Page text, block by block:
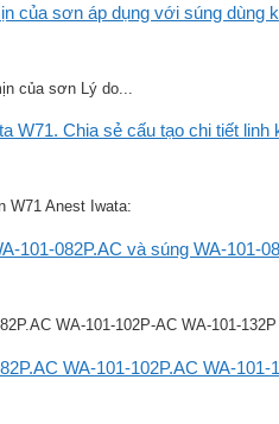
của sơn áp dụng với súng dùng
của sơn Lý do...
W71. Chia sẻ cấu tạo chi tiết linh
W71 Anest Iwata:
101-082P.AC và súng WA-101-
WA-101-102P-AC WA-101-
WA-101-102P.AC WA-